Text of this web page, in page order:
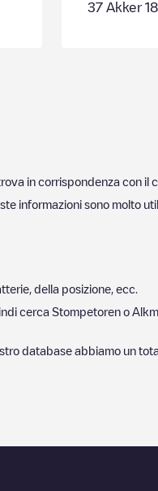
37 Akker
in corrispondenza con il
informazioni sono molto
della posizione, ecc.
cerca Stompetoren o
database abbiamo un